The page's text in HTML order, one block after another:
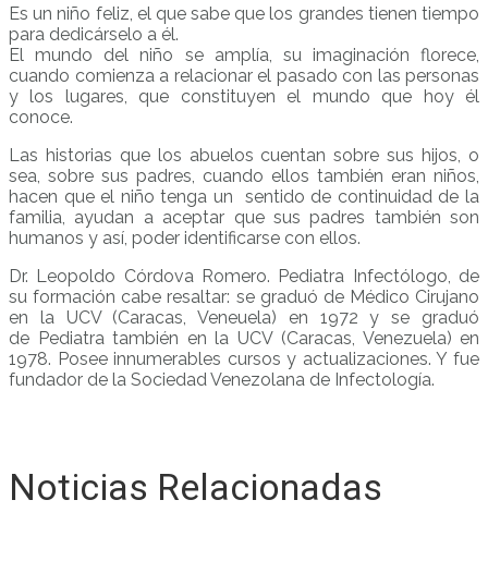
Es un niño feliz, el que sabe que los grandes tienen tiempo
para dedicárselo a él.
El mundo del niño se amplía, su imaginación florece,
cuando comienza a relacionar el pasado con las personas
y los lugares, que constituyen el mundo que hoy él
conoce.
Las historias que los abuelos cuentan sobre sus hijos, o
sea, sobre sus padres, cuando ellos también eran niños,
hacen que el niño tenga un sentido de continuidad de la
familia, ayudan a aceptar que sus padres también son
humanos y así, poder identificarse con ellos.
Dr. Leopoldo Córdova Romero. Pediatra Infectólogo, de
su formación cabe resaltar: se graduó de Médico Cirujano
en la UCV (Caracas, Veneuela) en 1972 y se graduó
de Pediatra también en la UCV (Caracas, Venezuela) en
1978. Posee innumerables cursos y actualizaciones. Y fue
fundador de la Sociedad Venezolana de Infectología.
Noticias Relacionadas